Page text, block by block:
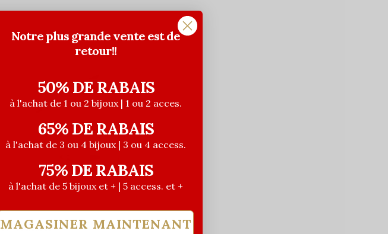
Les Précieuses
Notre plus grande vente est de
retour!!
50% DE RABAIS
à l'achat de 1 ou 2 bijoux | 1 ou 2 acces.
65% DE RABAIS
à l'achat de 3 ou 4 bijoux | 3 ou 4 access.
75% DE RABAIS
à l'achat de 5 bijoux et + | 5 access. et +
MAGASINER MAINTENANT